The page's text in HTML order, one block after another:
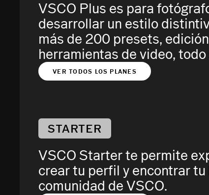
VSCO Plus es para
desarrollar un estilo
más de 200 presets,
herramientas de video,
VER TODOS LOS PLANES
STARTER
VSCO Starter te permite
crear tu perfil y encontrar tu
comunidad de VSCO.